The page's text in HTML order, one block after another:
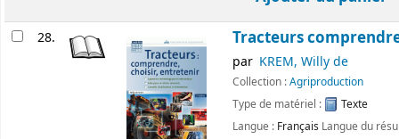
28. Tracteurs
par KREM, Willy de
Collection :Agriproduction
Type de matériel :
Texte
Langue : Français Langue du